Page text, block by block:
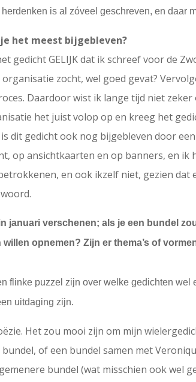
is al zóveel geschreven, en daar
het meest bijgebleven?
gedicht GELIJK dat ik schreef voor de
zocht, wel goed gevat?
Daardoor wist ik lange tijd niet
het juist volop op en kreeg het
dit gedicht ook nog bijgebleven door
op ansichtkaarten en op banners, en ik
en ook ikzelf niet, gezien
januari verschenen; als je een bundel
opnemen? Zijn er thema’s of
flinke puzzel zijn over welke gedichten wel
uitdaging zijn.
Het zou mooi zijn om mijn
of een bundel samen met
bundel (wat misschien ook wel